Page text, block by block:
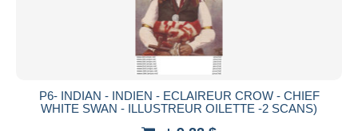
P6- INDIAN - INDIEN - ECLAIREUR CROW - CHIEF
WHITE SWAN - ILLUSTREUR OILETTE -2 SCANS)